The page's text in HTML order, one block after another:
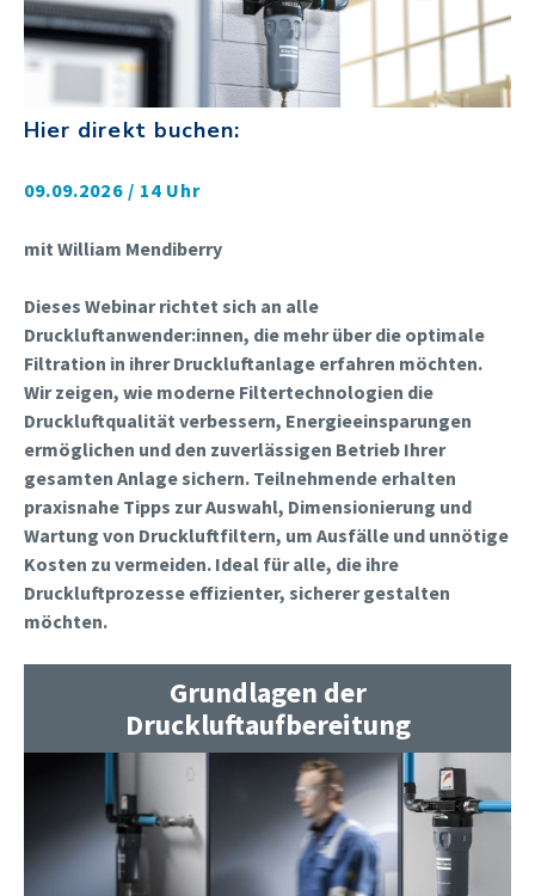
Hier direkt buchen:
09.09.2026 / 14 Uhr
mit William Mendiberry
Dieses Webinar richtet sich an alle
Druckluftanwender:innen, die mehr über die optimale
Filtration in ihrer Druckluftanlage erfahren möchten.
Wir zeigen, wie moderne Filtertechnologien die
Druckluftqualität verbessern, Energieeinsparungen
ermöglichen und den zuverlässigen Betrieb Ihrer
gesamten Anlage sichern. Teilnehmende erhalten
praxisnahe Tipps zur Auswahl, Dimensionierung und
Wartung von Druckluftfiltern, um Ausfälle und unnötige
Kosten zu vermeiden. Ideal für alle, die ihre
Druckluftprozesse effizienter, sicherer gestalten
möchten.
Grundlagen der
Druckluftaufbereitung